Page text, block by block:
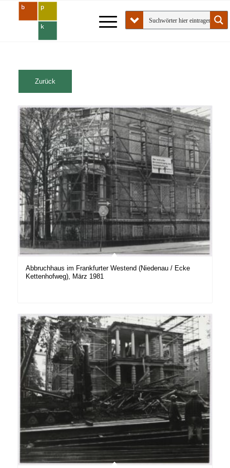
Abbruchhaus im Frankfurter Westend (Niedenau / Ecke
Kettenhofweg), März 1981